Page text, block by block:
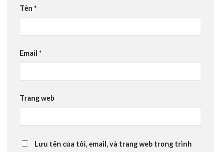
Tên *
Email *
Trang web
Lưu tên của tôi, email, và trang web trong trình